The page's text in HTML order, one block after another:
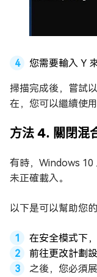
您需要輸入 Y
掃描完成後，嘗試
在，您可以繼續使
方法 4. 關閉混
有時，Windows 10
未正確載入。
以下是可以幫助您的
在安全模式下
前往更改計劃
之後，您必須